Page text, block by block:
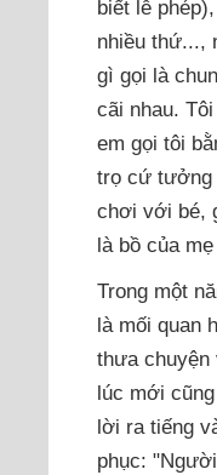
biết lễ
nhiều thứ...,
gì gọi là
cãi nhau.
em gọi tôi
trọ cứ tưởng
chơi với bé,
là bồ của
Trong một
là mối quan
thưa chuyện
lúc mới
lời ra tiếng
phục: